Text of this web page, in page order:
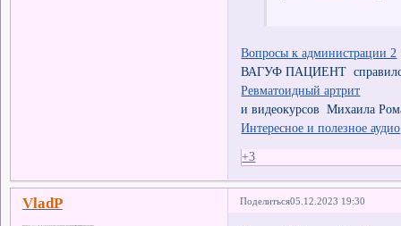
Вопросы к администрации 2
ВАГУФ ПАЦИЕНТ
Ревматоидный артрит
и видеокурсов Михаила
Интересное и полезное аудио
+3
Поделиться05.12.2023 19:30
VladP